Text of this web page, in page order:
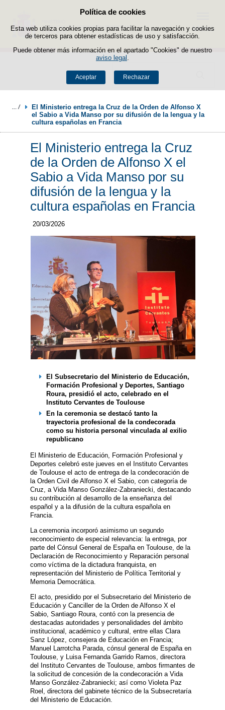
Política de cookies
Esta web utiliza cookies propias para facilitar la navegación y cookies
de terceros para obtener estadísticas de uso y satisfacción.
Puede obtener más información en el apartado "Cookies" de nuestro
aviso legal
Aceptar Rechazar
Saltar al contenido
Buscador
Menú
El Ministerio entrega la Cruz de la Orden de Alfonso X
el Sabio a Vida Manso por su difusión de la lengua y la
cultura españolas en Francia
El Ministerio entrega la Cruz
de la Orden de Alfonso X el
Sabio a Vida Manso por su
difusión de la lengua y la
cultura españolas en Francia
20/03/2026
El Subsecretario del Ministerio de Educación,
Formación Profesional y Deportes, Santiago
Roura, presidió el acto, celebrado en el
Instituto Cervantes de Toulouse
En la ceremonia se destacó tanto la
trayectoria profesional de la condecorada
como su historia personal vinculada al exilio
republicano
El Ministerio de Educación, Formación Profesional y
Deportes celebró este jueves en el Instituto Cervantes
de Toulouse el acto de entrega de la condecoración de
la Orden Civil de Alfonso X el Sabio, con categoría de
Cruz, a Vida Manso González-Zabraniecki, destacando
su contribución al desarrollo de la enseñanza del
español y a la difusión de la cultura española en
Francia.
La ceremonia incorporó asimismo un segundo
reconocimiento de especial relevancia: la entrega, por
parte del Cónsul General de España en Toulouse, de la
Declaración de Reconocimiento y Reparación personal
como víctima de la dictadura franquista, en
representación del Ministerio de Política Territorial y
Memoria Democrática.
El acto, presidido por el Subsecretario del Ministerio de
Educación y Canciller de la Orden de Alfonso X el
Sabio, Santiago Roura, contó con la presencia de
destacadas autoridades y personalidades del ámbito
institucional, académico y cultural, entre ellas Clara
Sanz López, consejera de Educación en Francia;
Manuel Larrotcha Parada, cónsul general de España en
Toulouse, y Luisa Fernanda Garrido Ramos, directora
del Instituto Cervantes de Toulouse, ambos firmantes de
la solicitud de concesión de la condecoración a Vida
Manso González-Zabraniecki; así como Violeta Paz
Roel, directora del gabinete técnico de la Subsecretaría
del Ministerio de Educación.